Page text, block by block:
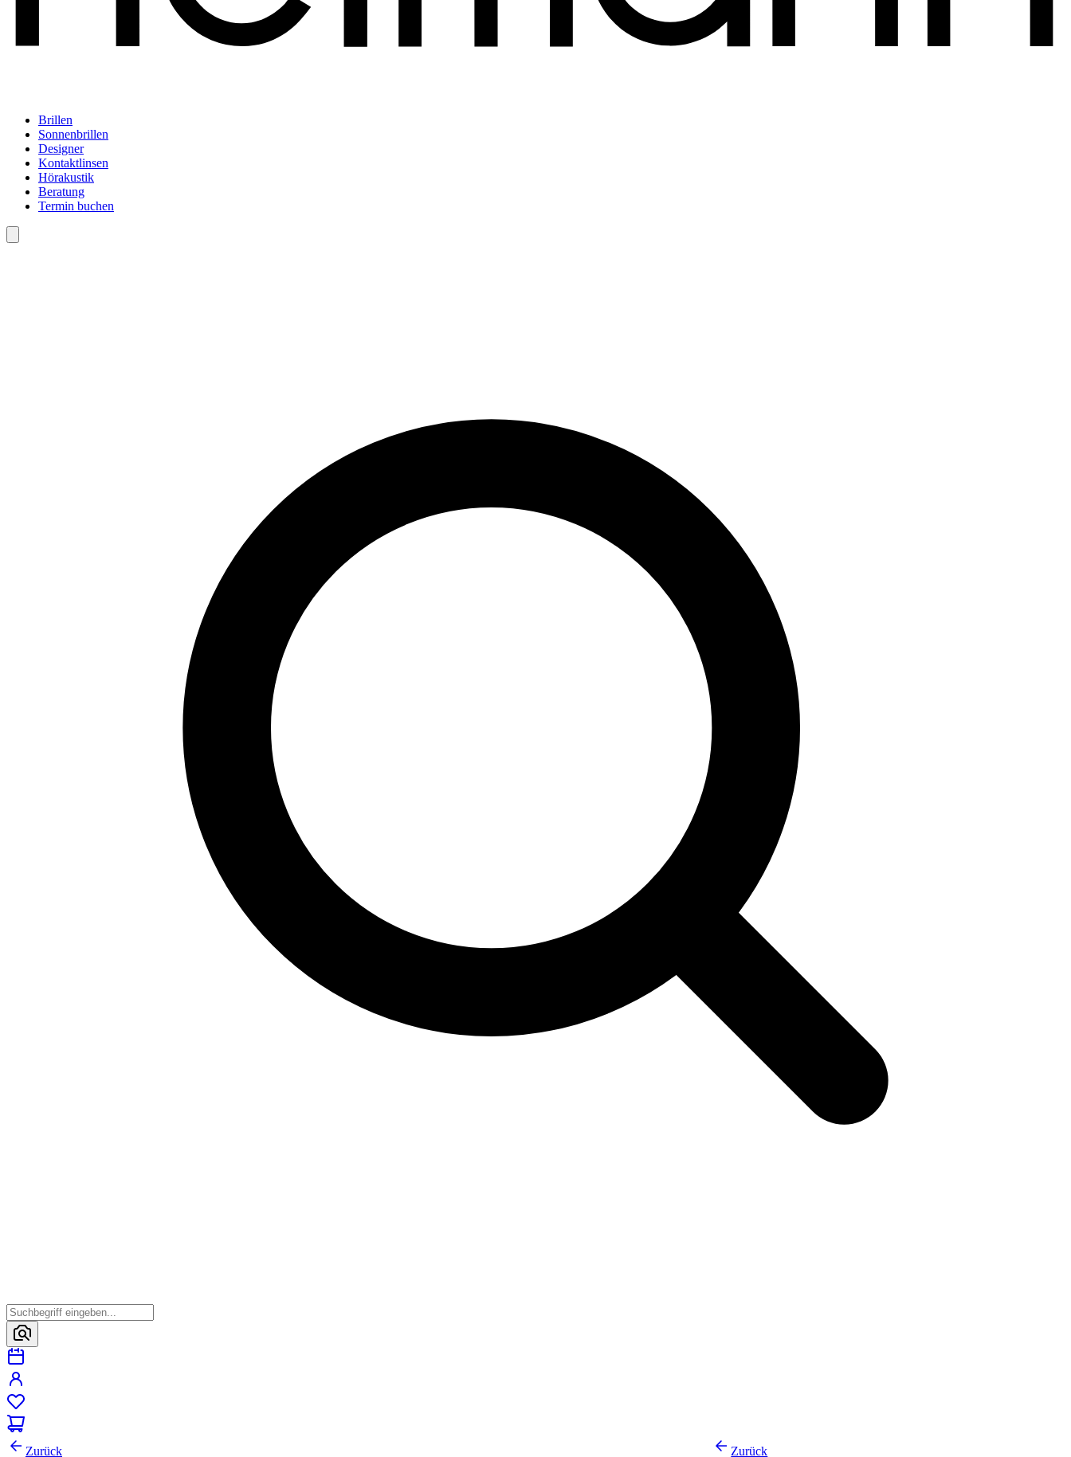
Brillen
Sonnenbrillen
Designer
Kontaktlinsen
Hörakustik
Beratung
Termin buchen
Zurück Zurück